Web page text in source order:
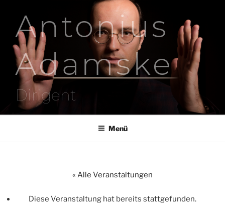
springenAntonius
Adamske
Dirigent
Menü
« Alle Veranstaltungen
Diese Veranstaltung hat bereits stattgefunden.